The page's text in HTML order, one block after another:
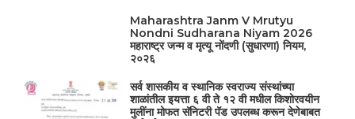
Maharashtra Janm V Mrutyu
Nondni Sudharana Niyam 2026
महाराष्ट्र जन्म व मृत्यू नोंदणी (सुधारणा) नियम,
२०२६
सर्व शासकीय व स्थानिक स्वराज्य संस्थांच्या
शाळांतील इयत्ता ६ वी ते १२ वी मधील किशोरवयीन
मुलींना मोफत सॅनिटरी पॅड उपलब्ध करून देणेबाबत